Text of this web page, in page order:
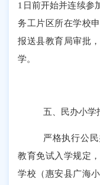
1 日前开始并连续参
务工片区所在学校
报送县教育局审批
学。
五 、民办小
严格执行公
教育免试入学规定
学校（惠安县广海